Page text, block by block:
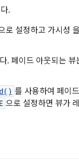
.
로 설정하고 가시성 을
페이드 아웃되는 뷰
를 사용하여 페이
으로 설정하면 뷰가